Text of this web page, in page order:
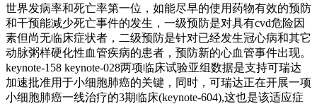
世界发病率和死亡率第一位，如能尽早的使用药物有效的预防
和干预能减少死亡事件的发生，一级预防是对具有cvd危险因
素但尚无临床症状者，二级预防是针对已经发生冠心病和其它
动脉粥样硬化性血管疾病的患者，预防新的心血管事件出现。
keynote-158 keynote-028两项临床试验亚组数据是支持可瑞达
加速批准用于小细胞肺癌的关键，同时，可瑞达正在开展一项
小细胞肺癌一线治疗的3期临床(keynote-604),这也是该适应症